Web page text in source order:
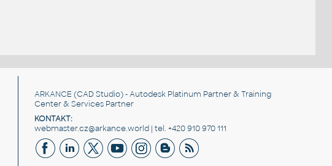
ARKANCE (CAD Studio) - Autodesk Platinum Partner & Training
Center & Services Partner
KONTAKT:
webmaster.cz@arkance.world | tel. +420 910 970 111